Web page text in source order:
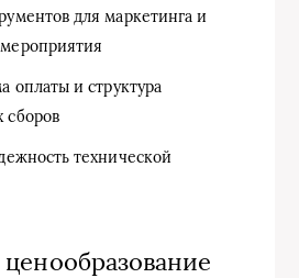
для маркетинга и
оплаты и структура
сборов
технической